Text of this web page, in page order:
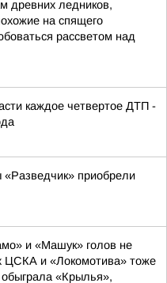
древних ледников,
на спящего
рассветом над
каждое четвертое ДТП -
«Разведчик» приобрели
и «Машук» голов не
ЦСКА и «Локомотива» тоже
«Крылья»,